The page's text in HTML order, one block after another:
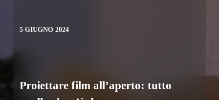
5 GIUGNO 2024
Proiettare film all’aperto: tutto